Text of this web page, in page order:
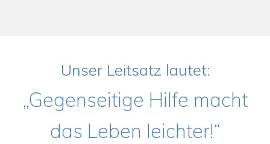
Unser Leitsatz lautet:
„Gegenseitige Hilfe macht
das Leben leichter!“